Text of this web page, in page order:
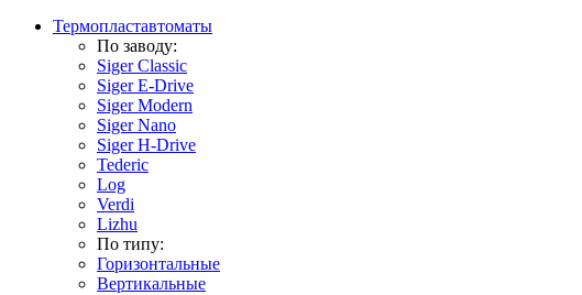
Термопластавтоматы
По заводу:
Siger Classic
Siger E-Drive
Siger Modern
Siger Nano
Siger H-Drive
Tederic
Log
Verdi
Lizhu
По типу:
Горизонтальные
Вертикальные